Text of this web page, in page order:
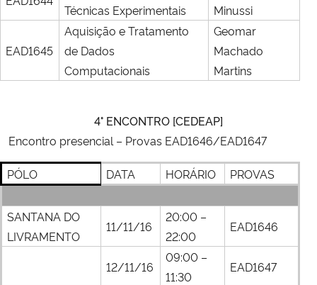
Técnicas Experimentais Minussi
EAD1645
Aquisição e Tratamento
de Dados
Computacionais
Geomar
Machado
Martins
4° ENCONTRO [CEDEAP]
Encontro presencial – Provas EAD1646/EAD1647
PÓLO DATA HORÁRIO PROVAS
SANTANA DO
LIVRAMENTO
11/11/16
20:00 –
22:00
EAD1646
12/11/16
09:00 –
11:30
EAD1647